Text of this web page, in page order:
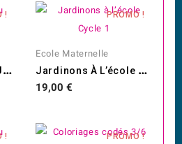
!
A
Ctivités Autour Du Jardin...
PROMO !
Ecole Maternelle
J
Ardinons À L’école Cycle 1
Prix
19,00 €
! PROMO !